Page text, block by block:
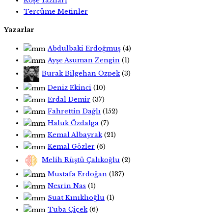
Tercüme Metinler
Yazarlar
Abdulbaki Erdoğmuş (4)
Ayşe Asuman Zengin (1)
Burak Bilgehan Özpek(3)
Deniz Ekinci (10)
Erdal Demir (37)
Fahrettin Dağlı (152)
Haluk Özdalga (7)
Kemal Albayrak(21)
Kemal Gözler (6)
Melih Rüştü Çalıkoğlu (2)
Mustafa Erdoğan (137)
Nesrin Nas (1)
Suat Kınıklıoğlu (1)
Tuba Çiçek(6)